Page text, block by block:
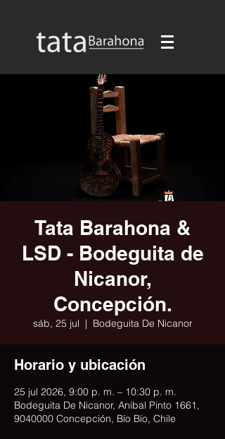
Tata Barahona &
LSD - Bodeguita de
Nicanor,
Concepción.
sáb, 25 jul
  |
Bodeguita De Nicanor
Horario y ubicación
25 jul 2026, 9:00 p. m. – 10:30 p. m.
Bodeguita De Nicanor, Anibal Pinto 1661,
9040000 Concepción, Bío Bío, Chile